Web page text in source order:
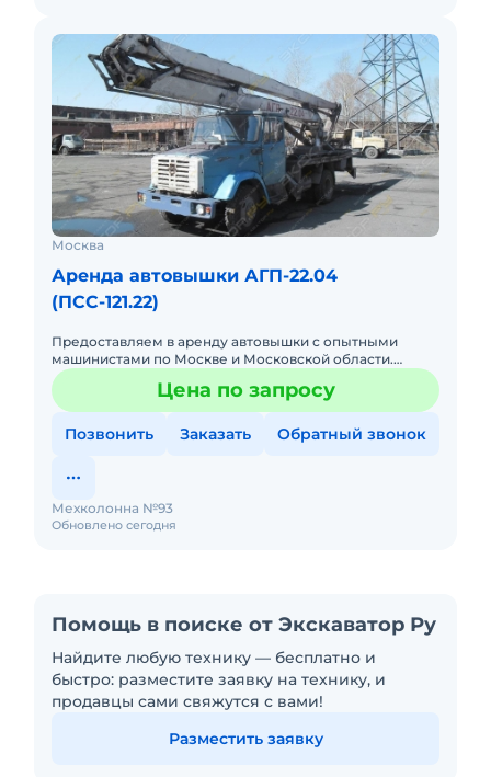
Москва
Аренда автовышки АГП-22.04
(ПСС-121.22)
Предоставляем в аренду автовышки с опытными
машинистами по Москве и Московской области.
Любой вид аренды. Долгосрочный, краткосрочный
(почасовой, посменный) При
Цена по запросу
Позвонить Заказать Обратный звонок
Обновлено сегодня
Мехколонна №93
Помощь в поиске от Экскаватор Ру
Найдите любую технику — бесплатно и
быстро: разместите заявку на технику, и
продавцы сами свяжутся с вами!
Разместить заявку